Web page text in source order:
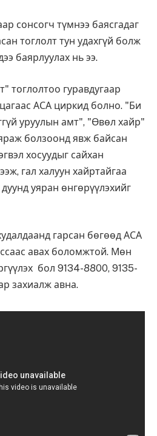
сонсогч түмнээ баясгадаг
тоглолт тун удахгүй болж
баярлуулах нь ээ.
тоглолтоо гуравдугаар
АСА циркид болно. "Би
уруулын амт", "Өвөл хайр"
болзоонд явж байсан
хосуудыг сайхан
гал халуун хайртайгаа
уяран өнгөрүүлэхийг
гарсан бөгөөд АСА
авах боломжтой. Мөн
бол 9134-8800, 9135-
захиалж авна.